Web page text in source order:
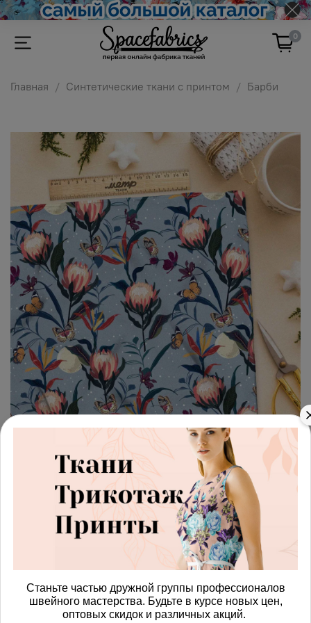
0
Главная Синтетические ткани с принтом Барби
арт. 428747_barbi
Ткань барби бабочки на
бутонах
Получить доступ к оптовым ценам
В корзину
Станьте частью дружной группы профессионалов
швейного мастерства. Будьте в курсе новых цен,
оптовых скидок и различных акций.